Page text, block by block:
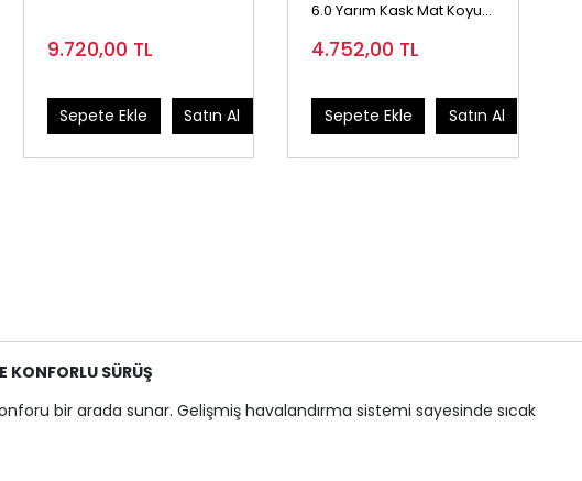
9.720,00 TL
Sepete Ekle Satın Al
6.0 Yarım Kask Mat Koyu
4.752,00 TL
Sepete Ekle Satın Al
KONFORLU SÜRÜŞ
bir arada sunar. Gelişmiş havalandırma sistemi sayesinde sıcak